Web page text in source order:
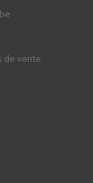
de vente